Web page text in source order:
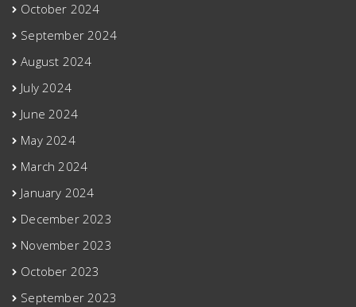
October 2024
September 2024
August 2024
July 2024
June 2024
May 2024
March 2024
January 2024
December 2023
November 2023
October 2023
September 2023